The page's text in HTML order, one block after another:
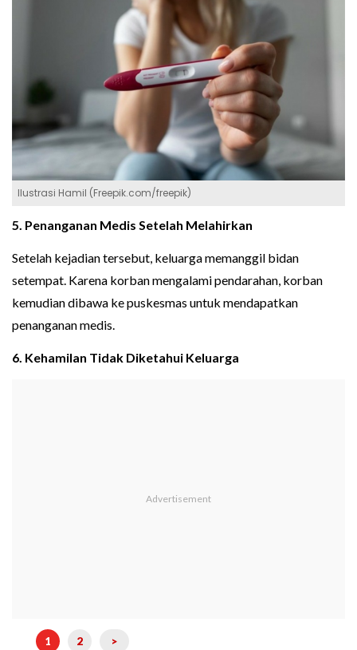
Ilustrasi Hamil (Freepik.com/freepik)
5. Penanganan Medis Setelah Melahirkan
Setelah kejadian tersebut, keluarga memanggil bidan
setempat. Karena korban mengalami pendarahan, korban
kemudian dibawa ke puskesmas untuk mendapatkan
penanganan medis.
6. Kehamilan Tidak Diketahui Keluarga
1 2 >